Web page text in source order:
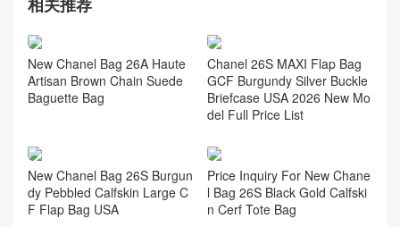
New Chanel Bag 26A Haute
Artisan Brown Chain Suede
Baguette Bag
Chanel 26S MAXI Flap Bag
GCF Burgundy Silver Buckle
Briefcase USA 2026 New Mo
del Full Price List
New Chanel Bag 26S Burgun
dy Pebbled Calfskin Large C
F Flap Bag USA
Price Inquiry For New Chane
l Bag 26S Black Gold Calfski
n Cerf Tote Bag